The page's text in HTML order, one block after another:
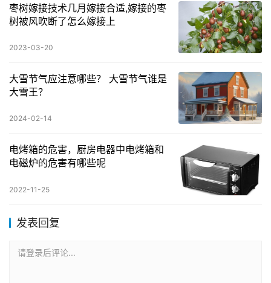
枣树嫁接技术几月嫁接合适,嫁接的枣
树被风吹断了怎么嫁接上
2023-03-20
大雪节气应注意哪些？ 大雪节气谁是
大雪王？
2024-02-14
电烤箱的危害，厨房电器中电烤箱和
电磁炉的危害有哪些呢
2022-11-25
发表回复
请登录后评论...